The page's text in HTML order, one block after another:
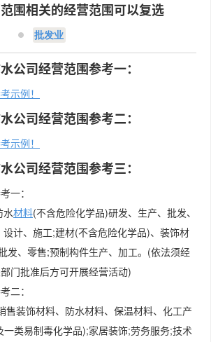
围相关的经营范围可以复选
批发业
公司经营范围参考一：
示例！
公司经营范围参考二：
示例！
公司经营范围参考三：
一：
水材料(不含危险化学品)研发、生产、批发、
计、施工;建材(不含危险化学品)、装饰材
发、零售;预制构件生产、加工。(依法须经
门批准后方可开展经营活动)
二：
售装饰材料、防水材料、保温材料、化工产
一类易制毒化学品);家居装饰;劳务服务;技术